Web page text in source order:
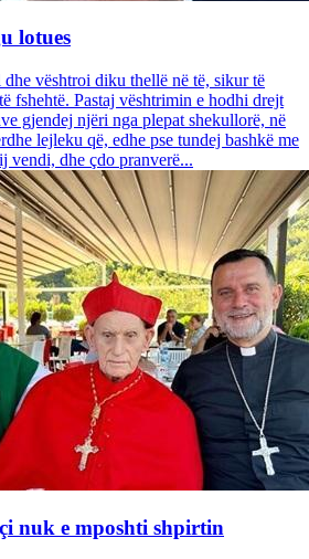
lotues
vështroi diku thellë në të, sikur të
fshehtë. Pastaj vështrimin e hodhi drejt
gjendej njëri nga plepat shekullorë, në
lejleku që, edhe pse tundej bashkë me
vendi, dhe çdo pranverë...
nuk e mposhti shpirtin